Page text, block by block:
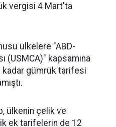
vergisi 4 Mart'ta
ülkelere "ABD-
(USMCA)" kapsamına
kadar gümrük tarifesi
ülkenin çelik ve
ek tarifelerin de 12